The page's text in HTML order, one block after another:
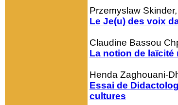
Przemyslaw Skinder,
Le Je(u) des voix
Claudine Bassou
La notion de laïcité
Henda Zaghouani-
Essai de
cultures